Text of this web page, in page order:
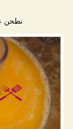
نطحن